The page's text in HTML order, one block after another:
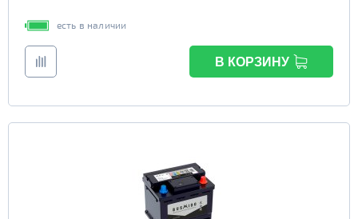
есть в наличии
В КОРЗИНУ